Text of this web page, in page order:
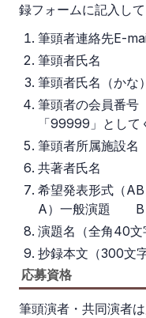
録フォームに記入して
筆頭者連絡先E-
筆頭者氏名
筆頭者氏名（かな）
筆頭者の会員番号
「99999」として
筆頭者所属施設名
共著者氏名
希望発表形式（AB
A）一般演題 B
演題名（全角40文
抄録本文（300文
応募資格
筆頭演者・共同演者